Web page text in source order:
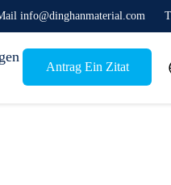
info@dinghanmaterial.com
Antrag Ein Zitat